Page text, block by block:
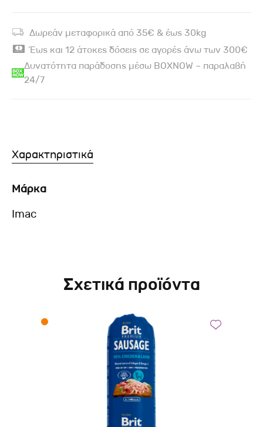
Δωρεάν μεταφορικά από 35€ & έως 30kg
Έως και 12 άτοκες δόσεις σε αγορές άνω των 300€
Δυνατότητα παράδοσης μέσω BOXNOW – παραλαβή
24/7
Χαρακτηριστικά
Μάρκα
Imac
Σχετικά προϊόντα